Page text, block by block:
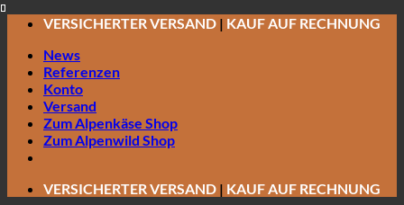
Zum
springen
VERSICHERTER VERSAND | KAUF AUF RECHNUNG
News
Referenzen
Konto
Versand
Zum Alpenkäse Shop
Zum Alpenwild Shop
VERSICHERTER VERSAND | KAUF AUF RECHNUNG